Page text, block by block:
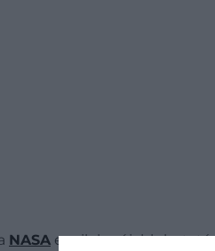
NASA egyik legújabb